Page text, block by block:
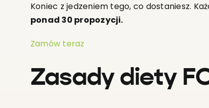
Koniec z jedzeniem tego, co dostaniesz.
ponad 30 propozycji.
Zamów teraz
Zasady diety